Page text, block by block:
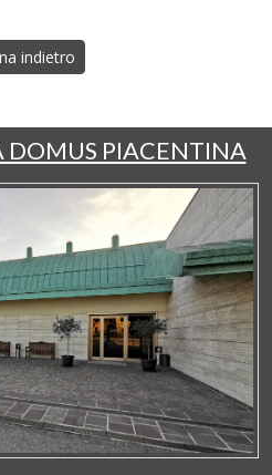
indietro
DOMUS PIACENTINA